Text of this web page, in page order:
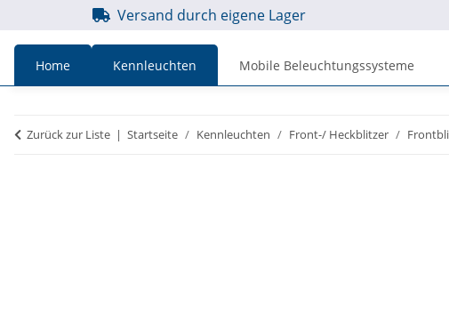
Versand durch eigene Lager
Home Kennleuchten Mobile Beleuchtungssysteme
inkl. MwSt.
zzgl. MwSt.
Zurück zur Liste Startseite Kennleuchten Front-/ Heckblitzer